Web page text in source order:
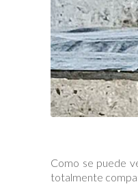
Como se puede
totalmente